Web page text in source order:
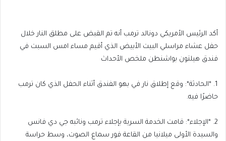
أكد الرئيس الأمريكي دونالد ترمب أنه تم القبض على مطلق النار خلال
حفل عشاء مراسلي البيت الأبيض الذي أقيم مساء امس السبت في
فندق هيلتون بواشنطن ملخص الأحداث
1. *الحادثة*: وقع إطلاق نار في بهو الفندق أثناء الحفل الذي كان ترمب
حاضرًا فيه.
2. *الإجلاء*: قامت الخدمة السرية بإجلاء ترمب ونائبه جي دي فانس
والسيدة الأولى ميلانيا من القاعة فور سماع الصوت، وسط حراسة